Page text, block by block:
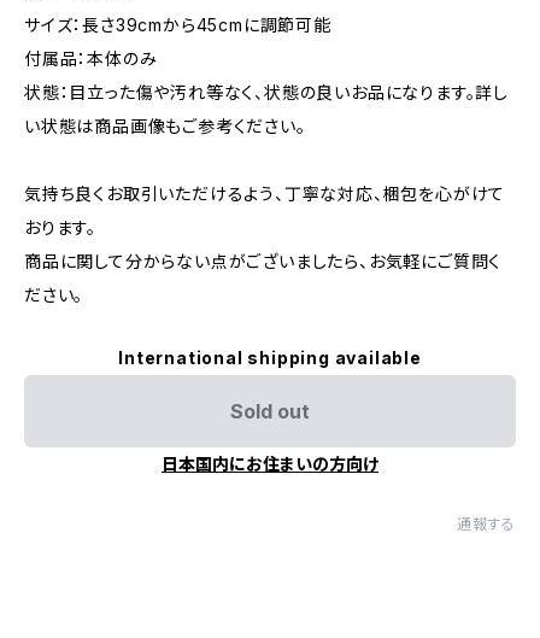
サイズ：長さ39cmから45cmに調節可能
付属品：本体のみ
状態：目立った傷や汚れ等なく、状態の良いお品になります。詳し
い状態は商品画像もご参考ください。
気持ち良くお取引いただけるよう、丁寧な対応、梱包を心がけて
おります。
商品に関して分からない点がございましたら、お気軽にご質問く
ださい。
International shipping available
Sold out
日本国内にお住まいの方向け
通報する